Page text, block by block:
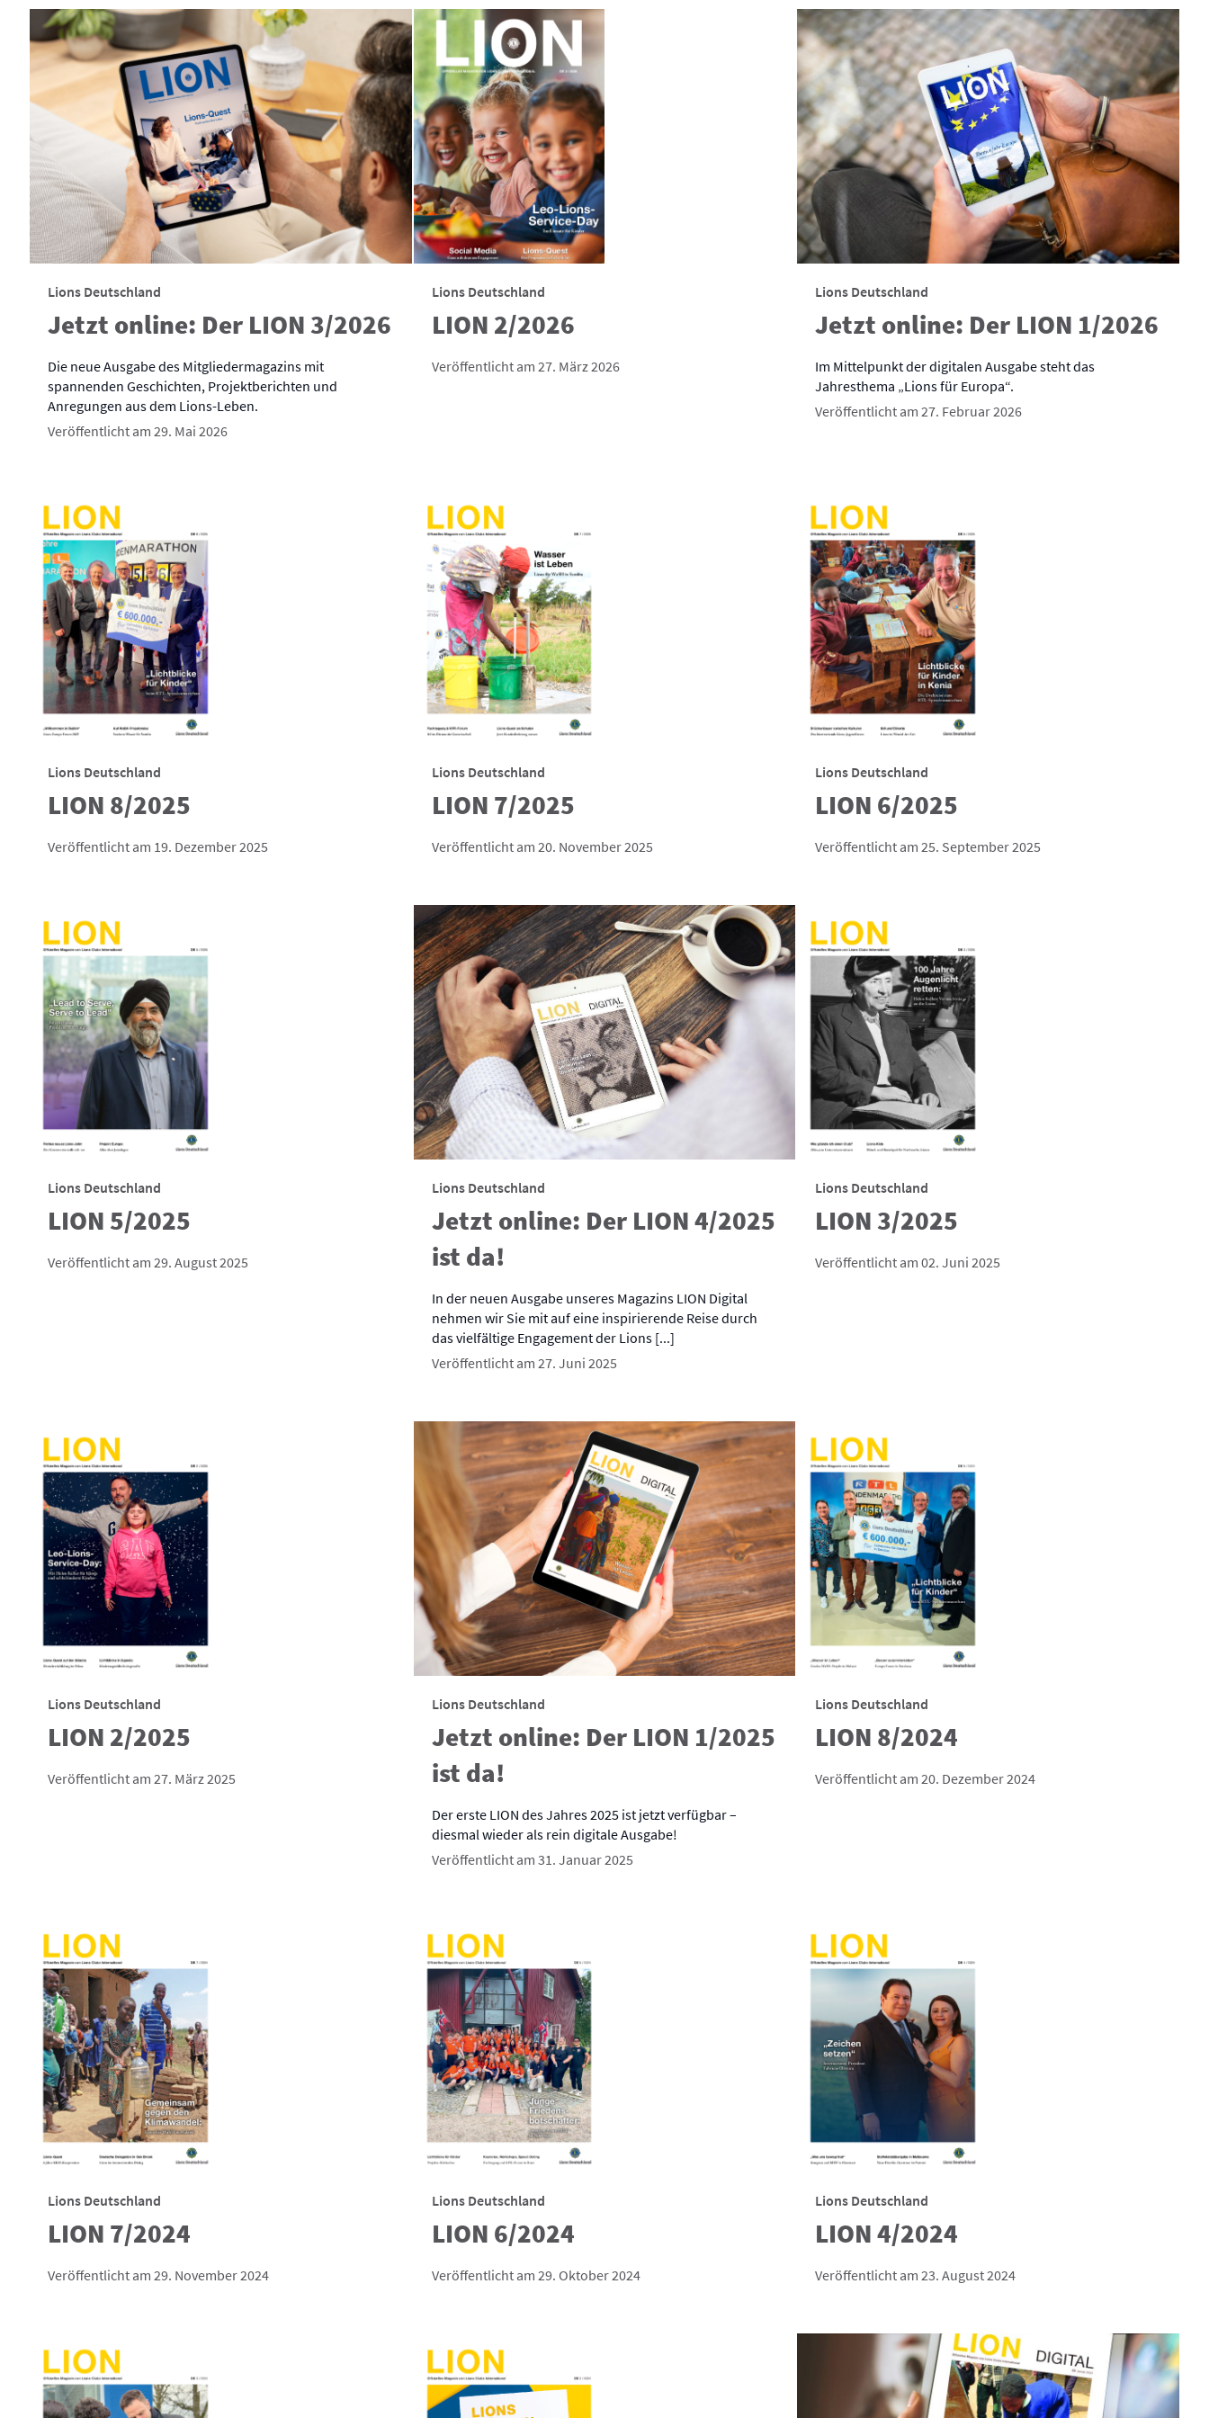
Lions Deutschland
Jetzt online: Der LION 3/2026
Die neue Ausgabe des Mitgliedermagazins mit
spannenden Geschichten, Projektberichten und
Anregungen aus dem Lions-Leben.
Veröffentlicht am 29. Mai 2026
Lions Deutschland
LION 2/2026
Veröffentlicht am 27. März 2026
Lions Deutschland
Jetzt online: Der LION 1/2026
Im Mittelpunkt der digitalen Ausgabe steht das
Jahresthema „Lions für Europa“.
Veröffentlicht am 27. Februar 2026
Lions Deutschland
LION 8/2025
Veröffentlicht am 19. Dezember 2025
Lions Deutschland
LION 7/2025
Veröffentlicht am 20. November 2025
Lions Deutschland
LION 6/2025
Veröffentlicht am 25. September 2025
Lions Deutschland
LION 5/2025
Veröffentlicht am 29. August 2025
Lions Deutschland
Jetzt online: Der LION 4/2025
ist da!
In der neuen Ausgabe unseres Magazins LION Digital
nehmen wir Sie mit auf eine inspirierende Reise durch
das vielfältige Engagement der Lions [...]
Veröffentlicht am 27. Juni 2025
Lions Deutschland
LION 3/2025
Veröffentlicht am 02. Juni 2025
Lions Deutschland
LION 2/2025
Veröffentlicht am 27. März 2025
Lions Deutschland
Jetzt online: Der LION 1/2025
ist da!
Der erste LION des Jahres 2025 ist jetzt verfügbar –
diesmal wieder als rein digitale Ausgabe!
Veröffentlicht am 31. Januar 2025
Lions Deutschland
LION 8/2024
Veröffentlicht am 20. Dezember 2024
Lions Deutschland
LION 7/2024
Veröffentlicht am 29. November 2024
Lions Deutschland
LION 6/2024
Veröffentlicht am 29. Oktober 2024
Lions Deutschland
LION 4/2024
Veröffentlicht am 23. August 2024